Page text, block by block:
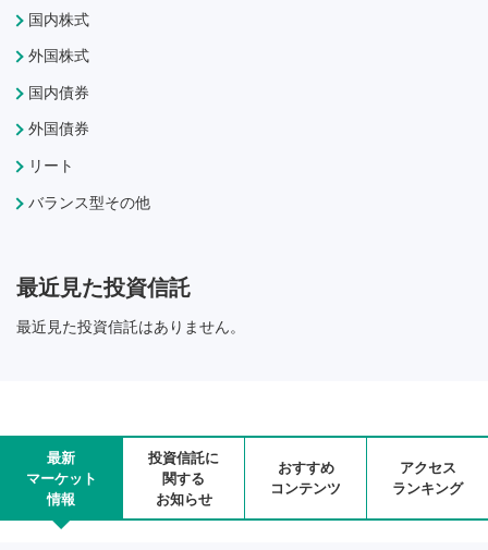
国内株式
外国株式
国内債券
外国債券
リート
バランス型その他
最近見た投資信託
最近見た投資信託はありません。
最新
マーケット
情報
投資信託に
関する
お知らせ
おすすめ
コンテンツ
アクセス
ランキング